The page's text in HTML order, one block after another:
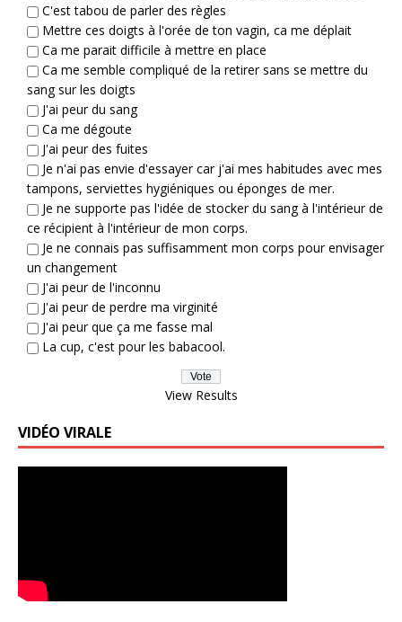
C'est tabou de parler des règles
Mettre ces doigts à l'orée de ton vagin, ca me déplait
Ca me parait difficile à mettre en place
Ca me semble compliqué de la retirer sans se mettre du
sang sur les doigts
J'ai peur du sang
Ca me dégoute
J'ai peur des fuites
Je n'ai pas envie d'essayer car j'ai mes habitudes avec mes
tampons, serviettes hygiéniques ou éponges de mer.
Je ne supporte pas l'idée de stocker du sang à l'intérieur de
ce récipient à l'intérieur de mon corps.
Je ne connais pas suffisamment mon corps pour envisager
un changement
J'ai peur de l'inconnu
J'ai peur de perdre ma virginité
J'ai peur que ça me fasse mal
La cup, c'est pour les babacool.
View Results
VIDÉO VIRALE